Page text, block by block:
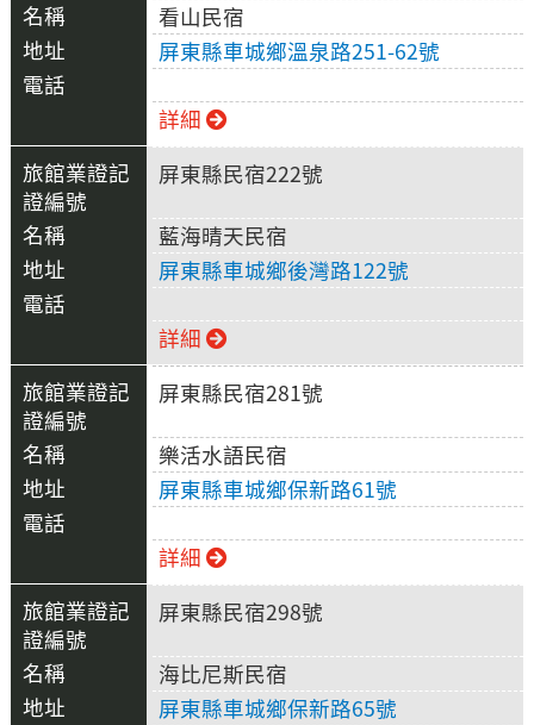
看山民宿
屏東縣車城鄉溫泉路251-62號
詳細
屏東縣民宿222號
藍海晴天民宿
屏東縣車城鄉後灣路122號
詳細
屏東縣民宿281號
樂活水語民宿
屏東縣車城鄉保新路61號
詳細
屏東縣民宿298號
海比尼斯民宿
屏東縣車城鄉保新路65號